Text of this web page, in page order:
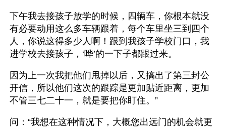
下午我去接孩子放学的时候，四辆车，你根本就没
有必要动用这么多车辆跟着，每个车里坐三到四个
人，你说这得多少人啊！跟到我孩子学校门口，我
进学校去接孩子，‘哗’的一下子都跟过来。
因为上一次我把他们甩掉以后，又搞出了第三封公
开信，所以他们这次的跟踪是更加贴近距离，更加
不管三七二十一，就是要把你盯住。”
问：“我想在这种情况下，大概您出远门的机会就更